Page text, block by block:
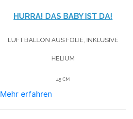
HURRA! DAS BABY IST DA!
LUFTBALLON AUS FOLIE, INKLUSIVE
HELIUM
45 CM
Mehr erfahren